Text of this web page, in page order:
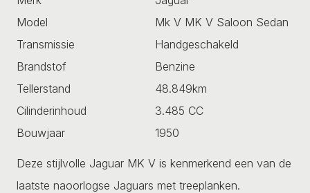
Model
Mk V MK V Saloon Sedan
Transmissie
Handgeschakeld
Brandstof
Benzine
Tellerstand
48.849km
Cilinderinhoud
3.485 CC
Bouwjaar
1950
Deze stijlvolle Jaguar MK V is kenmerkend een van de
laatste naoorlogse Jaguars met treeplanken.